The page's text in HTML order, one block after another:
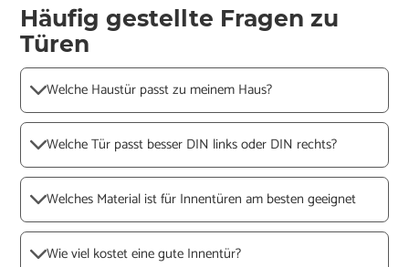
Häufig gestellte Fragen zu
Türen
Welche Haustür passt zu meinem Haus?
Welche Tür passt besser DIN links oder DIN rechts?
Welches Material ist für Innentüren am besten geeignet
Wie viel kostet eine gute Innentür?